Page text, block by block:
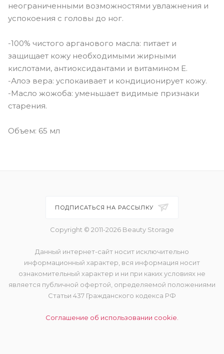
неограниченными возможностями увлажнения и
успокоения с головы до ног.
-100% чистого арганового масла: питает и
защищает кожу необходимыми жирными
кислотами, антиоксидантами и витамином Е.
-Алоэ вера: успокаивает и кондиционирует кожу.
-Масло жожоба: уменьшает видимые признаки
старения.
Объем: 65 мл
ПОДПИСАТЬСЯ НА РАССЫЛКУ
Copyright © 2011-2026 Beauty Storage
Данный интернет-сайт носит исключительно
информационный характер, вся информация носит
ознакомительный характер и ни при каких условиях не
является публичной офертой, определяемой положениями
Статьи 437 Гражданского кодекса РФ
Соглашение об использовании cookie.